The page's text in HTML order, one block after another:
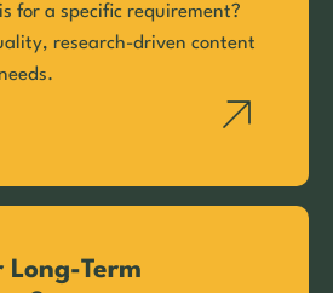
for a specific requirement?
research-driven content
Long-Term